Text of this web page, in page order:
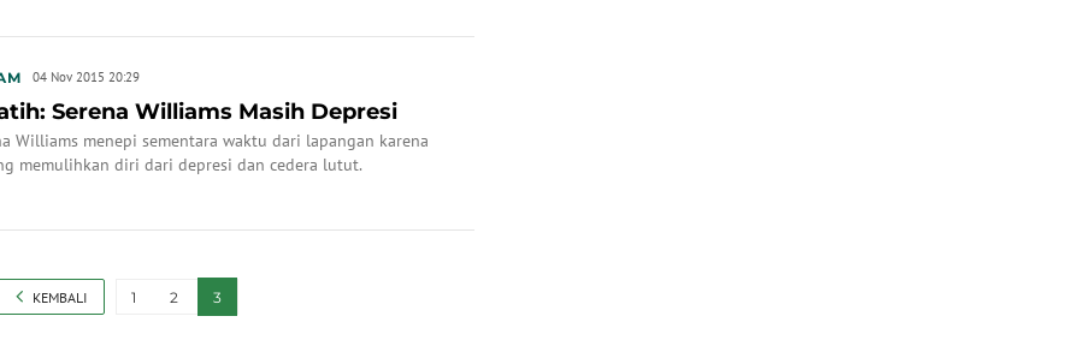
04 Nov 2015 20:29
Serena Williams Masih Depresi
Williams menepi sementara waktu dari lapangan karena
memulihkan diri dari depresi dan cedera lutut.
KEMBALI 1 2 3